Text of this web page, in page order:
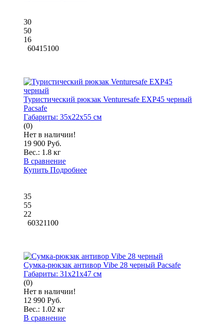
30
50
16
60415100
Туристический рюкзак Venturesafe EXP45 черный
Pacsafe
Габариты: 35x22x55 см
(0)
Нет в наличии!
19 900 Руб.
Вес.: 1.8 кг
В сравнение
Купить Подробнее
35
55
22
60321100
Сумка-рюкзак антивор Vibe 28 черный Pacsafe
Габариты: 31x21x47 см
(0)
Нет в наличии!
12 990 Руб.
Вес.: 1.02 кг
В сравнение